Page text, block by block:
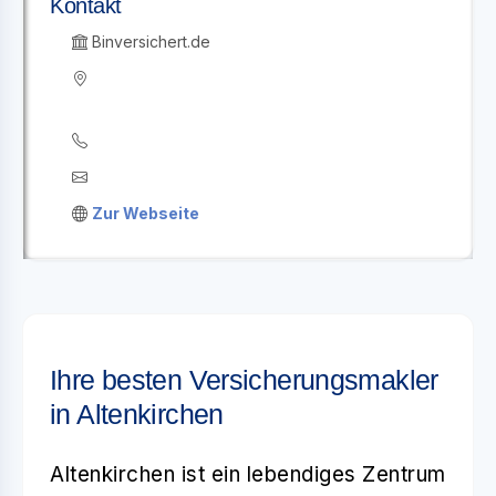
Kontakt
Binversichert.de
Zur Webseite
Ihre besten Versicherungsmakler
in Altenkirchen
Altenkirchen ist ein lebendiges Zentrum